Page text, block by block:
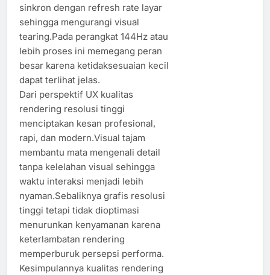
sinkron dengan refresh rate layar
sehingga mengurangi visual
tearing.Pada perangkat 144Hz atau
lebih proses ini memegang peran
besar karena ketidaksesuaian kecil
dapat terlihat jelas.
Dari perspektif UX kualitas
rendering resolusi tinggi
menciptakan kesan profesional,
rapi, dan modern.Visual tajam
membantu mata mengenali detail
tanpa kelelahan visual sehingga
waktu interaksi menjadi lebih
nyaman.Sebaliknya grafis resolusi
tinggi tetapi tidak dioptimasi
menurunkan kenyamanan karena
keterlambatan rendering
memperburuk persepsi performa.
Kesimpulannya kualitas rendering